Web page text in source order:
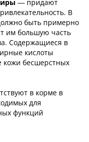
— придают
В
быть примерно
им большую часть
Содержащиеся в
кислоты
кожи бесшерстных
в корме в
для
функций